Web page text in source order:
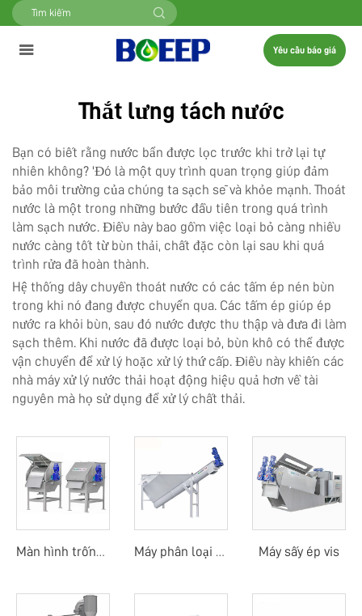
Yêu cầu báo giá
Thắt lưng tách nước
Bạn có biết rằng nước bẩn được lọc trước khi trở lại tự
nhiên không? 'Đó là một quy trình quan trọng giúp đảm
bảo môi trường của chúng ta sạch sẽ và khỏe mạnh. Thoát
nước là một trong những bước đầu tiên trong quá trình
làm sạch nước. Điều này bao gồm việc loại bỏ càng nhiều
nước càng tốt từ bùn thải, chất đặc còn lại sau khi quá
trình rửa đã hoàn thành.
Hệ thống dây chuyền thoát nước có các tấm ép nén bùn
trong khi nó đang được chuyển qua. Các tấm ép giúp ép
nước ra khỏi bùn, sau đó nước được thu thập và đưa đi làm
sạch thêm. Khi nước đã được loại bỏ, bùn khô có thể được
vận chuyển để xử lý hoặc xử lý thứ cấp. Điều này khiến các
nhà máy xử lý nước thải hoạt động hiệu quả hơn về tài
nguyên mà họ sử dụng để xử lý chất thải.
Màn hình trống quay ngoài Máy phân loại cát Máy sấy ép vis